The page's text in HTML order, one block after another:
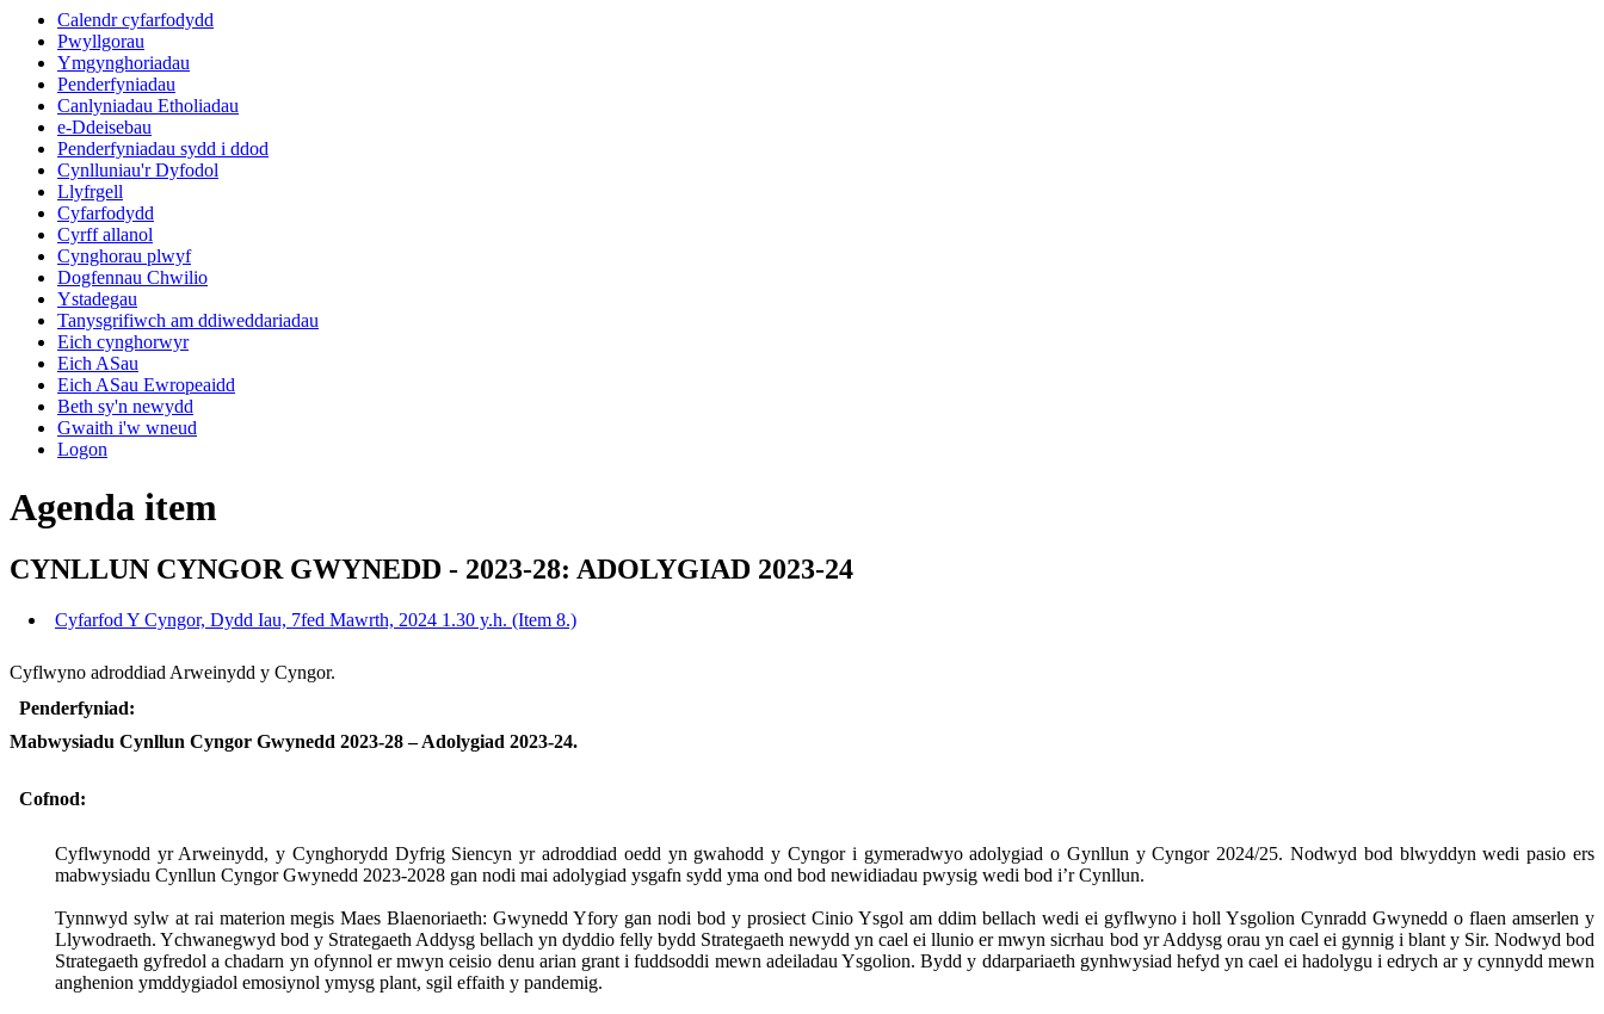
Calendr cyfarfodydd
Pwyllgorau
Ymgynghoriadau
Penderfyniadau
Canlyniadau Etholiadau
e-Ddeisebau
Penderfyniadau sydd i ddod
Cynlluniau'r Dyfodol
Llyfrgell
Cyfarfodydd
Cyrff allanol
Cynghorau plwyf
Dogfennau Chwilio
Ystadegau
Tanysgrifiwch am ddiweddariadau
Eich cynghorwyr
Eich ASau
Eich ASau Ewropeaidd
Beth sy'n newydd
Gwaith i'w wneud
Logon
Agenda item
CYNLLUN CYNGOR GWYNEDD - 2023-28: ADOLYGIAD 2023-24
Cyfarfod Y Cyngor, Dydd Iau, 7fed Mawrth, 2024 1.30 y.h. (Item 8.)
Cyflwyno adroddiad Arweinydd y Cyngor.
Penderfyniad:
Mabwysiadu Cynllun Cyngor Gwynedd 2023-28 – Adolygiad 2023-24.
Cofnod:
Cyflwynodd yr Arweinydd, y Cynghorydd Dyfrig Siencyn yr adroddiad oedd yn gwahodd y Cyngor i gymeradwyo adolygiad o Gynllun y Cyngor 2024/25. Nodwyd bod blwyddyn wedi pasio ers
mabwysiadu Cynllun Cyngor Gwynedd 2023-2028 gan nodi mai adolygiad ysgafn sydd yma ond bod newidiadau pwysig wedi bod i’r Cynllun.
Tynnwyd sylw at rai materion megis Maes Blaenoriaeth: Gwynedd Yfory gan nodi bod y prosiect Cinio Ysgol am ddim bellach wedi ei gyflwyno i holl Ysgolion Cynradd Gwynedd o flaen amserlen y
Llywodraeth. Ychwanegwyd bod y Strategaeth Addysg bellach yn dyddio felly bydd Strategaeth newydd yn cael ei llunio er mwyn sicrhau bod yr Addysg orau yn cael ei gynnig i blant y Sir. Nodwyd bod
Strategaeth gyfredol a chadarn yn ofynnol er mwyn ceisio denu arian grant i fuddsoddi mewn adeiladau Ysgolion. Bydd y ddarpariaeth gynhwysiad hefyd yn cael ei hadolygu i edrych ar y cynnydd mewn
anghenion ymddygiadol emosiynol ymysg plant, sgil effaith y pandemig.